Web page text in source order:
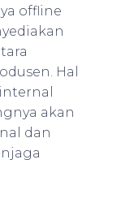
offline
Hal
akan
dan